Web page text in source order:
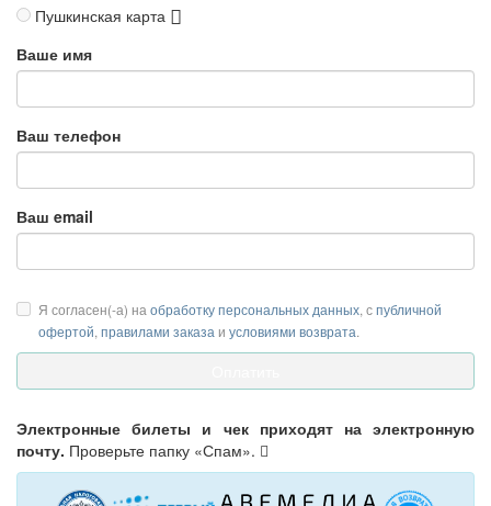
Пушкинская карта
Ваше имя
Ваш телефон
Ваш email
Я согласен(-а) на обработку персональных данных, спубличной
офертой, правилами заказа и условиями возврата.
Электронные билеты и чек приходят на электронную
почту. Проверьте папку «Спам».